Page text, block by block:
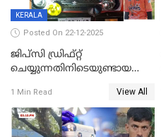
KERALA
Posted On 22-12-2025
ജിപ്സി ഡ്രിഫ്റ്റ്
ചെയ്യുന്നതിനിടെയുണ്ടായ
ദാരുണാന്ത്യം; ജീപ്സി
ഓടിച്ചയാൾ അറസ്റ്റിൽ.
1 Min Read View All